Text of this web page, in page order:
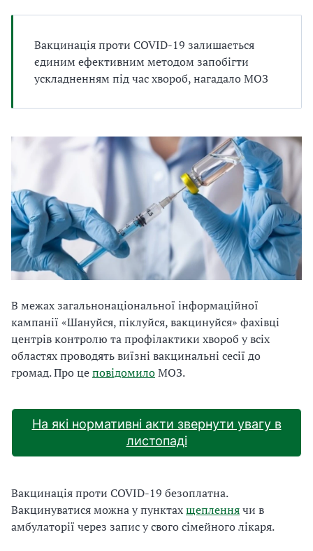
Вакцинація проти COVID-19 залишається
єдиним ефективним методом запобігти
ускладненням під час хвороб, нагадало МОЗ
В межах загальнонаціональної інформаційної
кампанії «Шануйся, піклуйся, вакцинуйся» фахівці
центрів контролю та профілактики хвороб у всіх
областях проводять виїзні вакцинальні сесії до
громад. Про цеповідомилоМОЗ.
На які нормативні акти звернути увагу в
листопаді
Вакцинація проти COVID-19 безоплатна.
Вакцинуватися можна у пунктахщепленнячи в
амбулаторії через запис у свого сімейного лікаря.
а